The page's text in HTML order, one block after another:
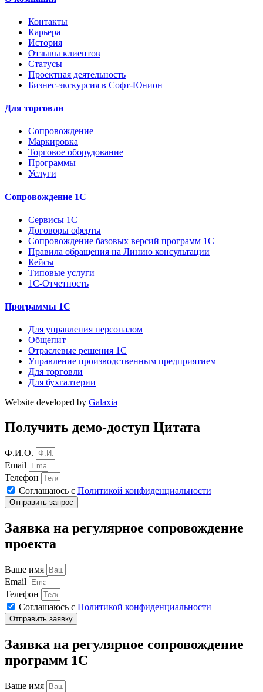
Контакты
Карьера
История
Отзывы клиентов
Статусы
Проектная деятельность
Бизнес-экскурсия в Софт-Юнион
Для торговли
Сопровождение
Маркировка
Торговое оборудование
Программы
Услуги
Сопровождение 1С
Сервисы 1С
Договоры оферты
Сопровождение базовых версий программ 1С
Правила обращения на Линию консультации
Кейсы
Типовые услуги
1С-Отчетность
Программы 1С
Для управления персоналом
Общепит
Отраслевые решения 1С
Управление производственным предприятием
Для торговли
Для бухгалтерии
Website developed by Galaxia
Получить демо-доступ Цитата
Ф.И.О.
Email
Телефон
Соглашаюсь с Политикой конфиденциальности
Отправить запрос
Заявка на регулярное сопровождение
проекта
Ваше имя
Email
Телефон
Соглашаюсь с Политикой конфиденциальности
Отправить заявку
Заявка на регулярное сопровождение
программ 1С
Ваше имя